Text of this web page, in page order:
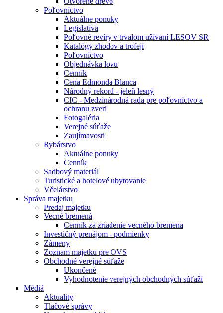
Poľovníctvo
Aktuálne ponuky
Legislatíva
Poľovné revíry v trvalom užívaní LESOV SR
Katalógy zhodov a trofejí
Poľovníctvo
Objednávka lovu
Cenník
Cena Edmonda Blanca
Národný rekord - jeleň lesný
CIC - Medzinárodná rada pre poľovníctvo a
ochranu zveri
Fotogaléria
Verejné súťaže
Zaujímavosti
Rybárstvo
Aktuálne ponuky
Cenník
Sadbový materiál
Turistické a hotelové ubytovanie
Včelárstvo
Správa majetku
Predaj majetku
Vecné bremená
Cenník za zriadenie vecného bremena
Investičný prenájom - podmienky
Zámeny
Zoznam majetku pre OVS
Obchodné verejné súťaže
Ukončené
Vyhodnotenie verejných obchodných súťaží
Médiá
Aktuality
Tlačové správy